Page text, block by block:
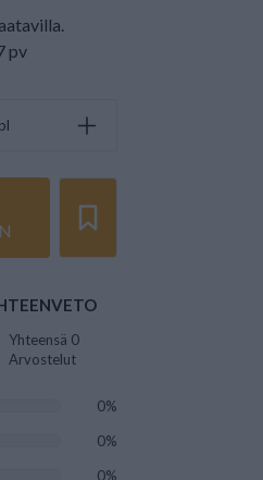
.
pv
Yhteensä 0
Arvostelut
0%
0%
0%